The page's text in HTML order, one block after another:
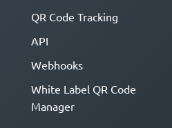
QR Code Tracking
API
Webhooks
White Label QR Code
Manager